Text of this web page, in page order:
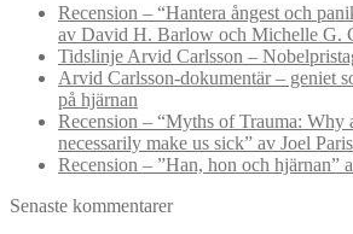
Recension – “Hantera ångest och
av David H. Barlow och Michelle G.
Tidslinje Arvid Carlsson –
Arvid Carlsson-dokumentär – geniet
på hjärnan
Recension – “Myths of Trauma: Why
necessarily make us sick” av Joel Paris
Recension – ”Han, hon och hjärnan”
Senaste kommentarer